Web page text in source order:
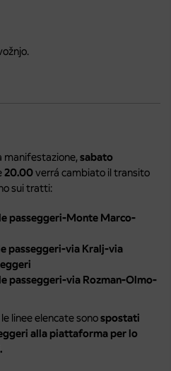
manifestazione, sabato
20.00verrá cambiato il transito
sui tratti:
passeggeri-Monte Marco-
passeggeri-via Kralj-via
passeggeri-via Rozman-Olmo-
linee elencate sonospostati
alla piattaforma per lo